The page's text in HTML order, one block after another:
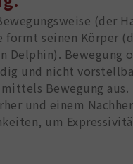
(der
formt seinen Körper
Delphin). Bewegung
und nicht
Bewegung
und einem
um